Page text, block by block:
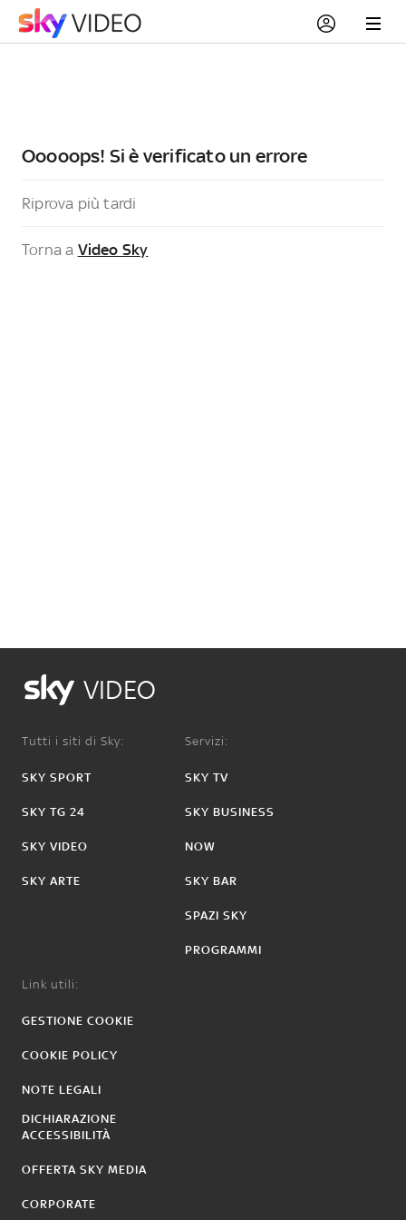
Ooooops! Si è verificato un errore
Riprova più tardi
Torna a Video Sky
VIDEO
Tutti i siti di Sky:
SKY SPORT
SKY TG 24
SKY VIDEO
SKY ARTE
Servizi:
SKY TV
SKY BUSINESS
NOW
SKY BAR
SPAZI SKY
PROGRAMMI
Link utili:
GESTIONE COOKIE
COOKIE POLICY
NOTE LEGALI
DICHIARAZIONE
ACCESSIBILITÀ
OFFERTA SKY MEDIA
CORPORATE